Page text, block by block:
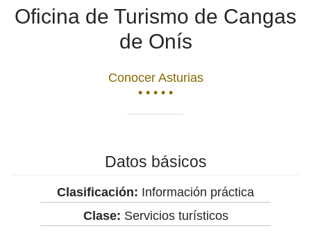
Oficina de Turismo de Cangas
de Onís
Conocer Asturias
• • • • •
Datos básicos
Clasificación: Información práctica
Clase: Servicios turísticos